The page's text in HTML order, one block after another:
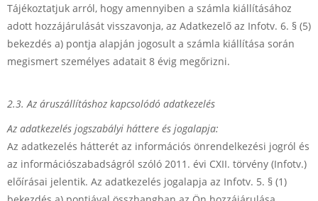
Tájékoztatjuk arról, hogy amennyiben a számla kiállításához
adott hozzájárulását visszavonja, az Adatkezelő az Infotv. 6. § (5)
bekezdés a) pontja alapján jogosult a számla kiállítása során
megismert személyes adatait 8 évig megőrizni.
2.3. Az áruszállításhoz kapcsolódó adatkezelés
Az adatkezelés jogszabályi háttere és jogalapja:
Az adatkezelés hátterét az információs önrendelkezési jogról és
az információszabadságról szóló 2011. évi CXII. törvény (Infotv.)
előírásai jelentik. Az adatkezelés jogalapja az Infotv. 5. § (1)